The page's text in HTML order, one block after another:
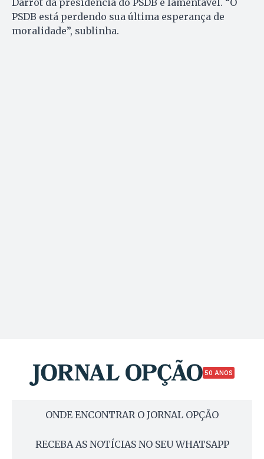
PSDB está perdendo sua última esperança de
moralidade”, sublinha.
50 ANOS
ONDE ENCONTRAR O JORNAL OPÇÃO
RECEBA AS NOTÍCIAS NO SEU WHATSAPP